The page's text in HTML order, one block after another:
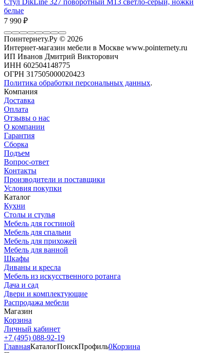
Стул DikLine 327 поворотный M13 светло-серый, ножки
белые
7 990 ₽
Поинтернету.Ру © 2026
Интернет-магазин мебели в Москве www.pointernety.ru
ИП Иванов Дмитрий Викторович
ИНН 602504148775
ОГРН 317505000020423
Политика обработки персональных данных.
Компания
Доставка
Оплата
Отзывы о нас
О компании
Гарантия
Сборка
Подъем
Вопрос-ответ
Контакты
Производители и поставщики
Условия покупки
Каталог
Кухни
Столы и стулья
Мебель для гостиной
Мебель для спальни
Мебель для прихожей
Мебель для ванной
Шкафы
Диваны и кресла
Мебель из искусственного ротанга
Дача и сад
Двери и комплектующие
Распродажа мебели
Магазин
Корзина
Личный кабинет
+7 (495) 088-92-19
ГлавнаяКаталогПоискПрофиль0Корзина